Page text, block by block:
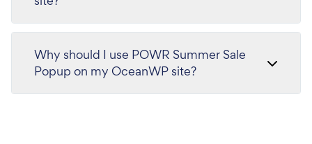
Why should I use POWR Summer Sale
Popup on my OceanWP site?